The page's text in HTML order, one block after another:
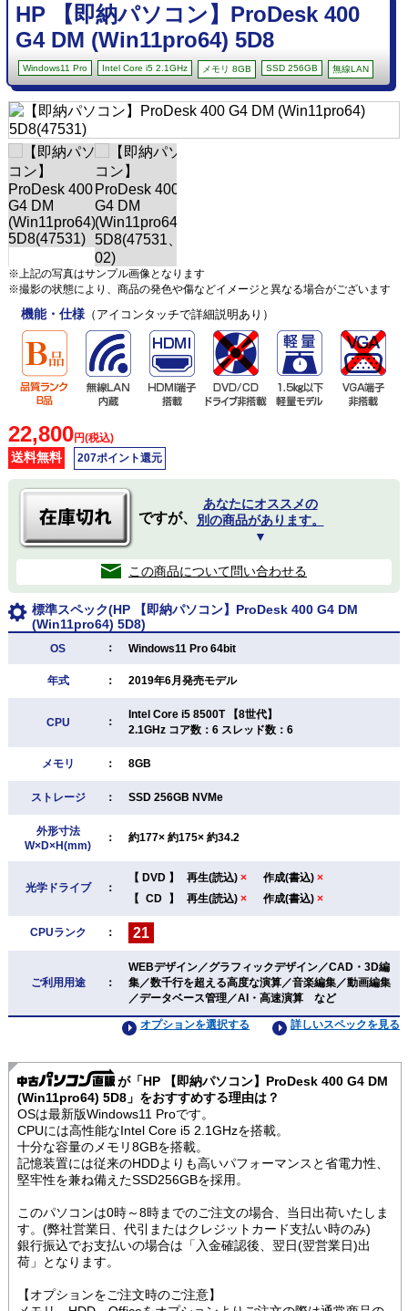
HP 【即納パソコン】ProDesk 400
G4 DM (Win11pro64) 5D8
Windows11 Pro Intel Core i5 2.1GHz メモリ 8GB SSD 256GB 無線LAN
※上記の写真はサンプル画像となります
※撮影の状態により、商品の発色や傷などイメージと異なる場合がございます
機能・仕様（アイコンタッチで詳細説明あり）
22,800円(税込)
送料無料 207ポイント還元
ですが、
あなたにオススメの
別の商品があります。
▼
この商品について問い合わせる
標準スペック(HP 【即納パソコン】ProDesk 400 G4 DM
(Win11pro64) 5D8)
OS ： Windows11 Pro 64bit
年式 ： 2019年6月発売モデル
CPU ：
Intel Core i5 8500T 【8世代】
2.1GHz コア数：6 スレッド数：6
メモリ ： 8GB
ストレージ ： SSD 256GB NVMe
外形寸法
W×D×H(mm)
： 約177× 約175× 約34.2
光学ドライブ ：
【 DVD 】 再生(読込) × 作成(書込) ×
【 CD 】 再生(読込) × 作成(書込) ×
CPUランク ： 21
ご利用用途 ：
WEBデザイン／グラフィックデザイン／CAD・3D編
集／数千行を超える高度な演算／音楽編集／動画編集
／データベース管理／AI・高速演算 など
詳しいスペックを見る
オプションを選択する
が「HP 【即納パソコン】ProDesk 400 G4 DM
(Win11pro64) 5D8」をおすすめする理由は？
OSは最新版Windows11 Proです。
CPUには高性能なIntel Core i5 2.1GHzを搭載。
十分な容量のメモリ8GBを搭載。
記憶装置には従来のHDDよりも高いパフォーマンスと省電力性、
堅牢性を兼ね備えたSSD256GBを採用。
このパソコンは0時～8時までのご注文の場合、当日出荷いたしま
す。(弊社営業日、代引またはクレジットカード支払い時のみ)
銀行振込でお支払いの場合は「入金確認後、翌日(翌営業日)出
荷」となります。
【オプションをご注文時のご注意】